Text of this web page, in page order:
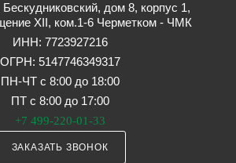
дом 8, корпус 1,
XII, ком.1-6 Черметком - ЧМК
ИНН: 7723927216
ОГРН: 5147746349317
ПН-ЧТ с 8:00 до 18:00
ПТ с 8:00 до 17:00
+7 499-220-01-33
ЗАКАЗАТЬ ЗВОНОК